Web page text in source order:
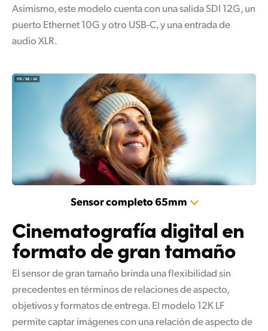
Asimismo, este modelo cuenta con una salida SDI 12G, un
puerto Ethernet 10G y otro USB-C, y una entrada de
audio XLR.
Sensor completo 65mm
Cinematografía digitalen
formato de gran tamaño
El sensor de gran tamaño brinda una flexibilidad sin
precedentes en términos de relaciones de aspecto,
objetivos y formatos de entrega. El modelo 12K LF
permite captar imágenes con una relación de aspectode